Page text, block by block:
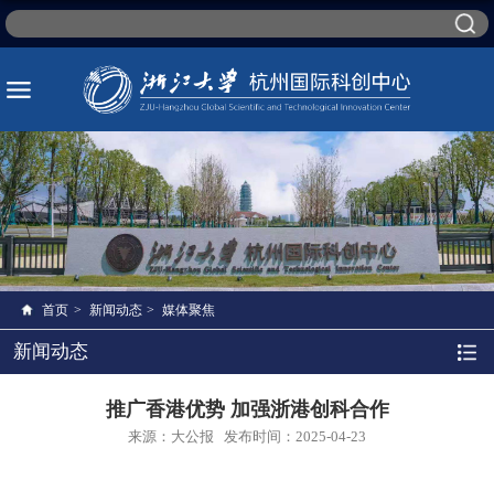
首页 > 新闻动态 > 媒体聚焦
新闻动态
推广香港优势 加强浙港创科合作
来源：大公报 发布时间：2025-04-23